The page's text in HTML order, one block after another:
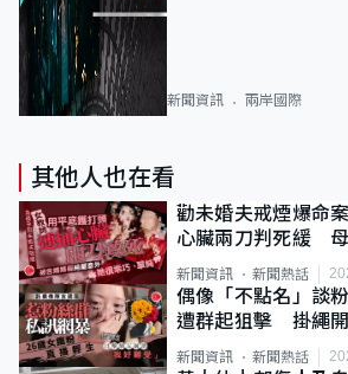
新聞資訊 兩岸國際
其他人也在看
勸未婚夫戒煙爆命
心臟兩刀判死緩
新聞資訊 新聞熱話
偶像「不點名」談
遭群起狙擊 掛繩
新聞資訊 新聞熱話